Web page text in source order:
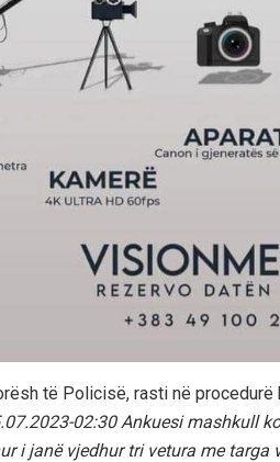
të Policisë, rasti në procedurë
02:30 Ankuesi mashkull
i janë vjedhur tri vetura me